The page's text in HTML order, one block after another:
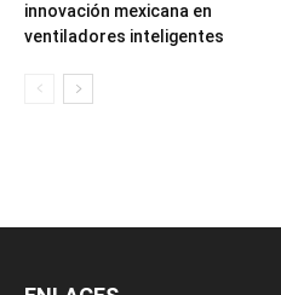
innovación mexicana en
ventiladores inteligentes